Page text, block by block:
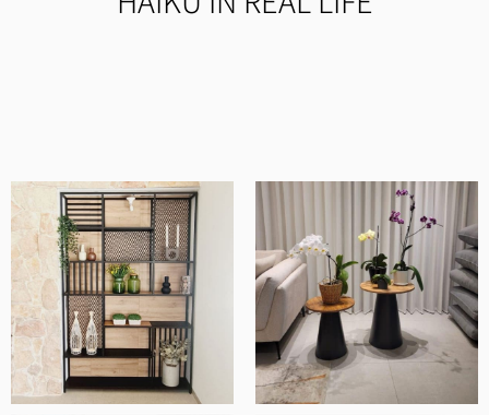
קיבלתי שירות יוצא מן הכלל לאורך כל הדרך!
השולחן הגיע בזמן שהובטח והוא מהמם!
לינה מרלין